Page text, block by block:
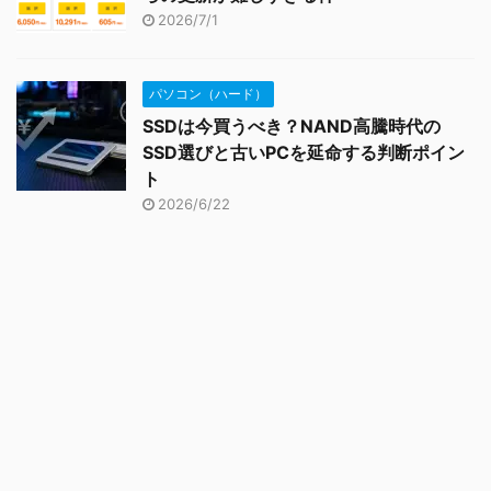
2026/7/1
パソコン（ハード）
SSDは今買うべき？NAND高騰時代の
SSD選びと古いPCを延命する判断ポイン
ト
2026/6/22